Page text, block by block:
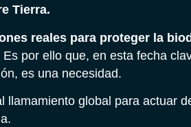
Tierra.
reales para proteger la
por ello que, en esta fecha
es una necesidad.
llamamiento global para actuar